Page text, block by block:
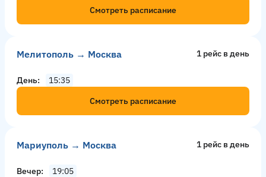
Смотреть расписание
Мелитополь → Москва 1 рейс в день
День
15:35
Смотреть расписание
Мариуполь → Москва 1 рейс в день
Вечер
19:05